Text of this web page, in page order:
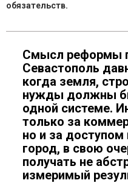
обязательств.
Смысл реформы
Севастополь
когда земля,
нужды должны
одной системе.
только за
но и за
город, в свою
получать не
измеримый